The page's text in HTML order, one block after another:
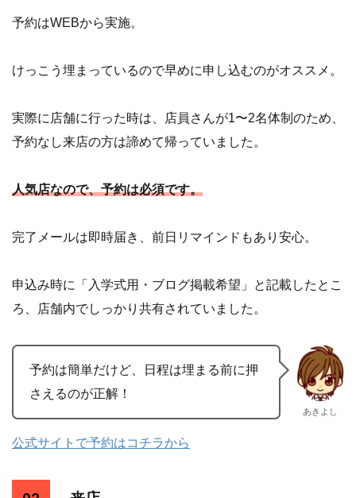
予約はWEBから実施。
けっこう埋まっているので早めに申し込むのがオススメ。
実際に店舗に行った時は、店員さんが1〜2名体制のため、
予約なし来店の方は諦めて帰っていました。
人気店なので、予約は必須です。
完了メールは即時届き、前日リマインドもあり安心。
申込み時に「入学式用・ブログ掲載希望」と記載したとこ
ろ、店舗内でしっかり共有されていました。
予約は簡単だけど、日程は埋まる前に押
さえるのが正解！
あきよし
公式サイトで予約はコチラから